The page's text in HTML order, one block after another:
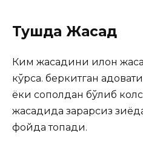
Тушда Жасад
Ким жасадини илон
кўрса. беркитган
ёки сополдан бўлиб
жасадида зарарсиз
фойда топади.